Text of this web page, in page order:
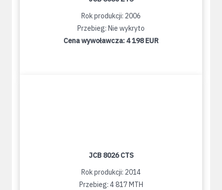
Rok produkcji: 2006
Przebieg: Nie wykryto
Cena wywoławcza:4 198 EUR
JCB 8026 CTS
Rok produkcji: 2014
Przebieg: 4 817 MTH